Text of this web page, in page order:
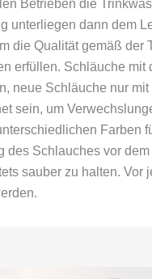
Betrieben die
unterliegen dann dem
die Qualität gemäß
erfüllen. Schläuche mit
neue Schläuche nur
sein, um
Farben
des Schlauches vor
sauber zu halten.